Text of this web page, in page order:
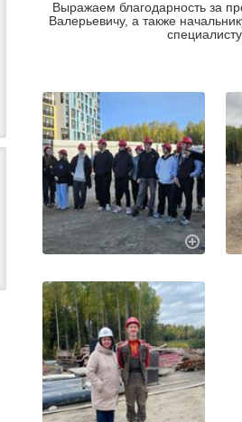
Выражаем благодарность за
Валерьевичу, а также